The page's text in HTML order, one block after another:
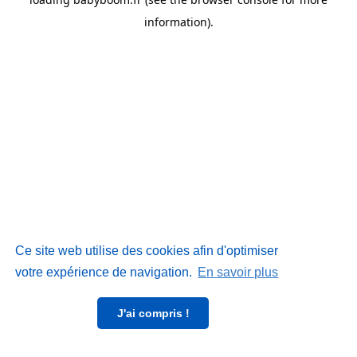
Ce site web utilise des cookies afin d'optimiser
votre expérience de navigation. En savoir plus
J'ai compris !
information).